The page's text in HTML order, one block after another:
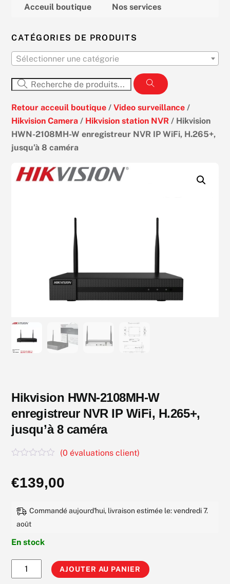
Acceuil boutique Nos services
CATÉGORIES DE PRODUITS
Sélectionner une catégorie
Retour acceuil boutique /Video surveillance /
Hikvision Camera / Hikvision station NVR / Hikvision
HWN-2108MH-W enregistreur NVR IP WiFi, H.265+,
jusqu’à 8 caméra
Hikvision HWN-2108MH-W
enregistreur NVR IP WiFi, H.265+,
jusqu’à 8 caméra
t
e
(0 évaluations client)
€139,00
Commandé aujourd'hui, livraison estimée le: vendredi 7.
août
En stock
quantité
de
AJOUTER AU PANIER